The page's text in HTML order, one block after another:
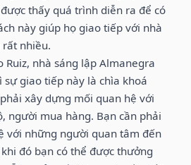
thấy quá trình diễn ra để có
này giúp họ giao tiếp với nhà
nhiều.
Ruiz, nhà sáng lập Almanegra
sự giao tiếp này là chìa khoá
xây dựng mối quan hệ với
người mua hàng. Bạn cần phải
với những người quan tâm đến
đó bạn có thể được thưởng